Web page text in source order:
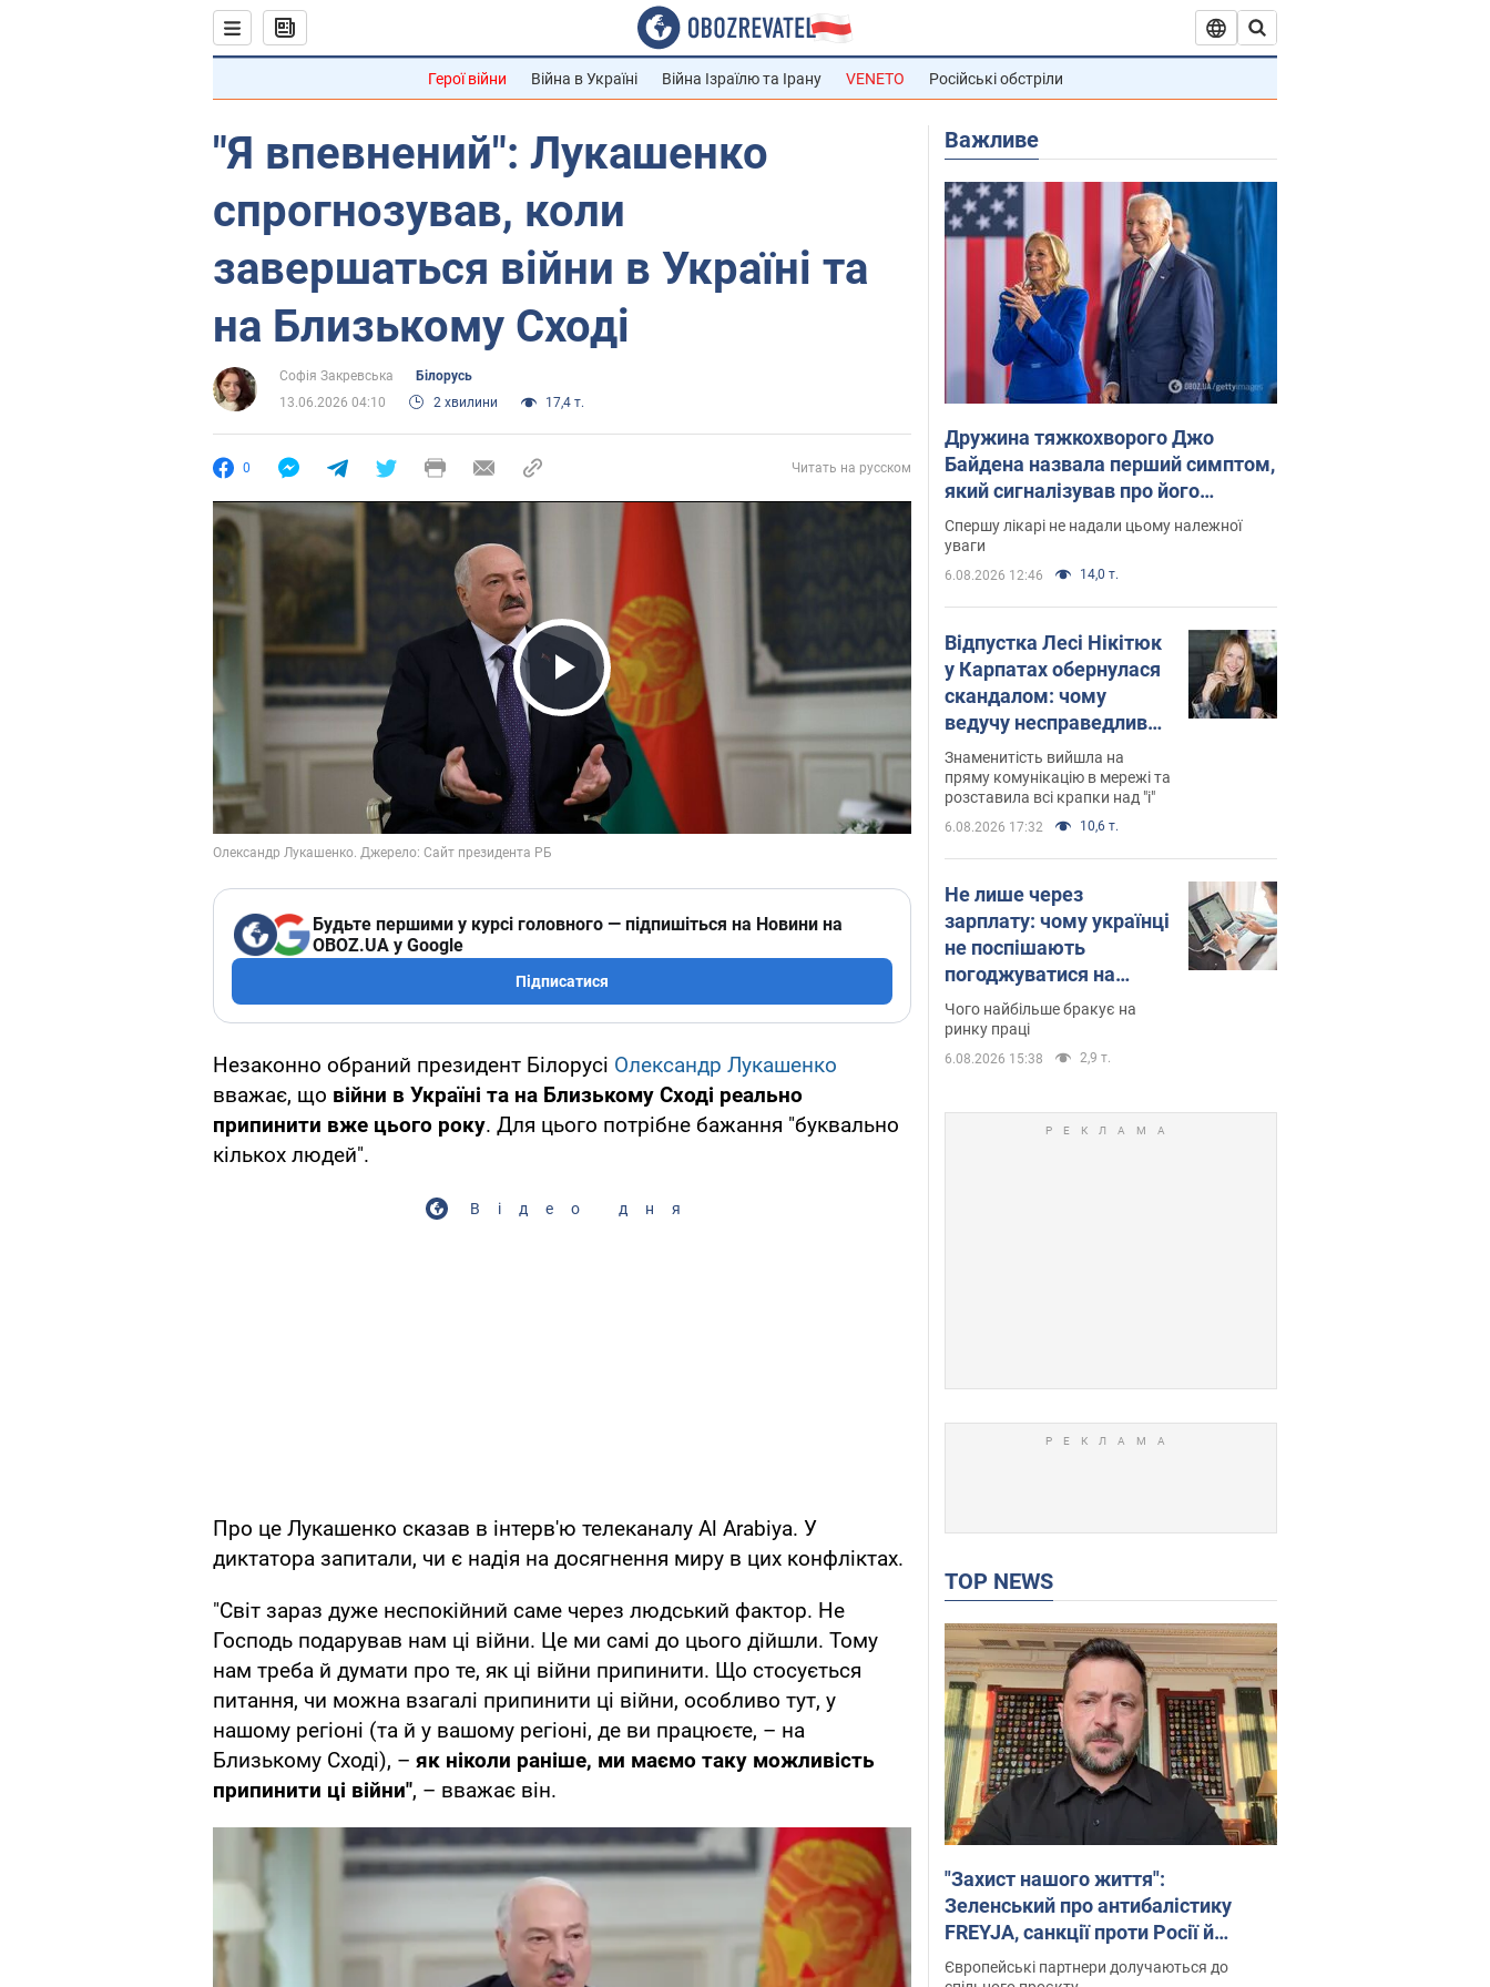
Герої війни Війна в Україні Війна Ізраїлю та Ірану VENETO Російські обстріли
"Я впевнений": Лукашенко
спрогнозував, коли
завершаться війни в Україні та
на Близькому Сході
Софія Закревська
Білорусь
13.06.2026 04:10
2 хвилини 17,4 т.
0 Читать на русском
Play Video
Будьте першими у курсі головного — підпишіться на Новини на
OBOZ.UA у Google
Підписатися
Незаконно обраний президент Білорусі Олександр Лукашенко
вважає, що війни в Україні та на Близькому Сході реально
припинити вже цього року. Для цього потрібне бажання "буквально
кількох людей".
Відео дня
Про це Лукашенко сказав в інтерв'ю телеканалу Al Arabiya. У
диктатора запитали, чи є надія на досягнення миру в цих конфліктах.
"Світ зараз дуже неспокійний саме через людський фактор. Не
Господь подарував нам ці війни. Це ми самі до цього дійшли. Тому
нам треба й думати про те, як ці війни припинити. Що стосується
питання, чи можна взагалі припинити ці війни, особливо тут, у
нашому регіоні (та й у вашому регіоні, де ви працюєте, – на
Близькому Сході), – як ніколи раніше, ми маємо таку можливість
припинити ці війни", – вважає він.
Важливе
Дружина тяжкохворого Джо
Байдена назвала перший симптом,
який сигналізував про його
"агресивний" рак
Спершу лікарі не надали цьому належної
уваги
6.08.2026 12:46 14,0 т.
Відпустка Лесі Нікітюк
у Карпатах обернулася
скандалом: чому
ведучу несправедливо
захейтили
Знаменитість вийшла на
пряму комунікацію в мережі та
розставила всі крапки над "і"
6.08.2026 17:32 10,6 т.
Не лише через
зарплату: чому українці
не поспішають
погоджуватися на
вакансії
Чого найбільше бракує на
ринку праці
6.08.2026 15:38 2,9 т.
TOP NEWS
"Захист нашого життя":
Зеленський про антибалістику
FREYJA, санкції проти Росії й
підтримку аграріїв. Відео
Європейські партнери долучаються до